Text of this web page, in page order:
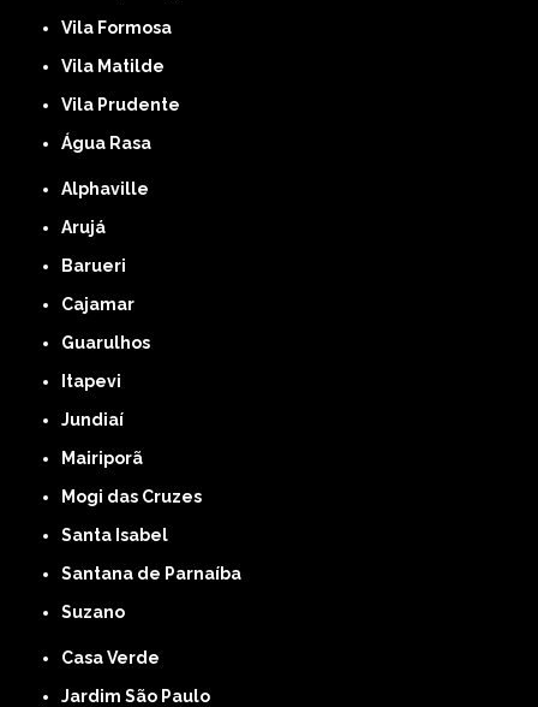
Vila Formosa
Vila Matilde
Vila Prudente
Água Rasa
Alphaville
Arujá
Barueri
Cajamar
Guarulhos
Itapevi
Jundiaí
Mairiporã
Mogi das Cruzes
Santa Isabel
Santana de Parnaíba
Suzano
Casa Verde
Jardim São Paulo